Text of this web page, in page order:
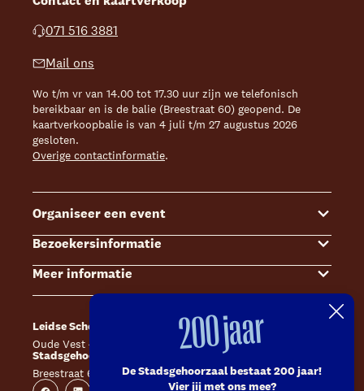
071 516 3881
Mail ons
Wo t/m vr van 14.00 tot 17.30 uur zijn we telefonisch
bereikbaar en is de balie (Breestraat 60) geopend. De
kaartverkoopbalie is van 4 juli t/m 27 augustus 2026
gesloten.
Overige contactinformatie.
Organiseer een event
Events
Zalenoverzicht
Contact Sales & Events
Offerte aanvragen
Bezoekersinformatie
Kaartverkoop
Bereikbaarheid
Toegankelijkheid
Huisregels en algemene voorwaarden
Meer informatie
Steun ons
Technische informatie
Leidse Schouwburg
Oude Vest 43, 2312 XS Leiden
Stadsgehoorzaal Leiden
Breestraat 60, 2311 CS Leiden
Café Caat
Catharinahof, 2311 CS Leiden
WebsiteInstagram
200 jaar
De Stadsgehoorzaal bestaat 200 jaar!
Vier jij met ons mee?